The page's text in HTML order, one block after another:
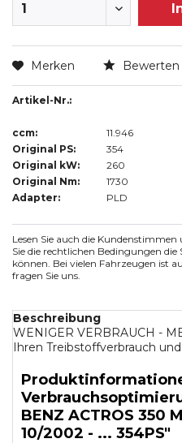
Merken Bewerten
Artikel-Nr.:
ccm:
11.946
Original PS:
354
Original kW:
260
Original Nm:
1730
Adapter:
PLD
Lesen Sie auch die
Sie die rechtlichen Bedingungen
können. Bei vielen Fahrzeugen ist
fragen Sie uns.
Beschreibung
WENIGER VERBRAUCH -
Ihren Treibstoffverbrauch
BENZ ACTROS 350
10/2002 - ... 354PS"